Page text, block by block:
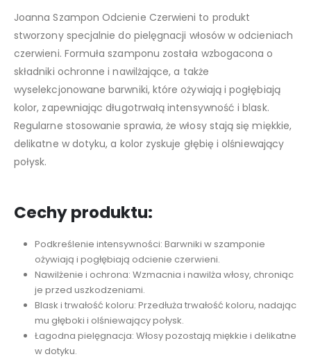
Joanna Szampon Odcienie Czerwieni to produkt
stworzony specjalnie do pielęgnacji włosów w odcieniach
czerwieni. Formuła szamponu została wzbogacona o
składniki ochronne i nawilżające, a także
wyselekcjonowane barwniki, które ożywiają i pogłębiają
kolor, zapewniając długotrwałą intensywność i blask.
Regularne stosowanie sprawia, że włosy stają się miękkie,
delikatne w dotyku, a kolor zyskuje głębię i olśniewający
połysk.
Cechy produktu:
Podkreślenie intensywności: Barwniki w szamponie
ożywiają i pogłębiają odcienie czerwieni.
Nawilżenie i ochrona: Wzmacnia i nawilża włosy, chroniąc
je przed uszkodzeniami.
Blask i trwałość koloru: Przedłuża trwałość koloru, nadając
mu głęboki i olśniewający połysk.
Łagodna pielęgnacja: Włosy pozostają miękkie i delikatne
w dotyku.